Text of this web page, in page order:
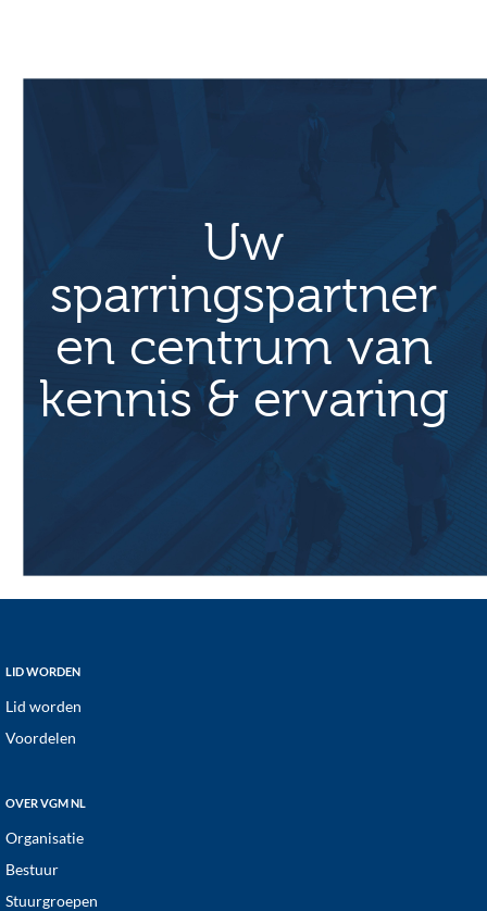
m
i
g
a
i
Uw
sparringspartner
en centrum van
kennis & ervaring
Footer
LID WORDEN
Lid worden
Voordelen
OVER VGM NL
Organisatie
Bestuur
Stuurgroepen